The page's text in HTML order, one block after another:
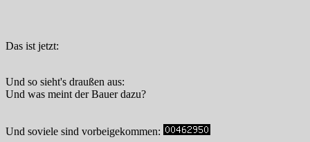
Das ist jetzt:
Und so sieht's draußen aus:
Und was meint der Bauer dazu?
Und soviele sind vorbeigekommen: